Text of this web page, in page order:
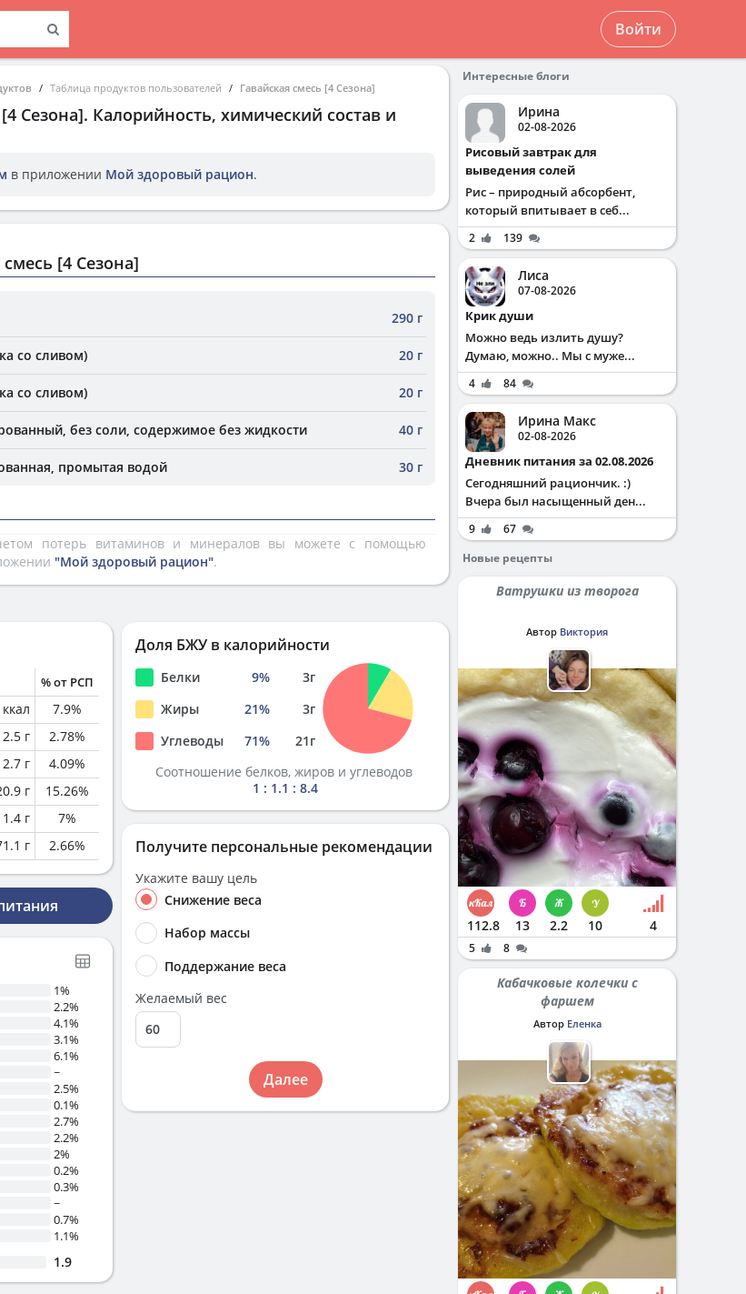
Войти
Таблица продуктов пользователей Гавайская смесь [4 Сезона]
Сезона]. Калорийность, химический состав и
в приложении Мой здоровый рацион.
[4 Сезона]
290 г
со сливом) 20 г
со сливом) 20 г
без соли, содержимое без жидкости 40 г
промытая водой 30 г
потерь витаминов и минералов вы можете с помощью
"Мой здоровый рацион".
% от РСП
ккал 7.9%
2.5 г 2.78%
2.7 г 4.09%
г 15.26%
1.4 г 7%
г 2.66%
1%
2.2%
4.1%
3.1%
6.1%
~
2.5%
0.1%
2.7%
2.2%
2%
0.2%
0.3%
~
0.7%
1.1%
1.9
Доля БЖУ в калорийности
Белки 9% 3г
Жиры
21% 3г
Углеводы
71% 21г
Соотношение белков, жиров и углеводов
1 : 1.1 : 8.4
Получите персональные рекомендации
Укажите вашу цель
Снижение веса
Набор массы
Поддержание веса
Желаемый вес
Далее
Интересные блоги
Ирина
02-08-2026
Рисовый завтрак для
выведения солей
Рис – природный абсорбент,
который впитывает в себ...
2 139
Лиса
07-08-2026
Крик души
Можно ведь излить душу?
Думаю, можно.. Мы с муже...
4 84
Ирина Макс
02-08-2026
Дневник питания за 02.08.2026
Сегодняшний рациончик. :)
Вчера был насыщенный ден...
9
67
Новые рецепты
Ватрушки из творога
Автор Виктория
112.8 13 2.2 10 4
5 8
Кабачковые колечки с
фаршем
Автор Еленка